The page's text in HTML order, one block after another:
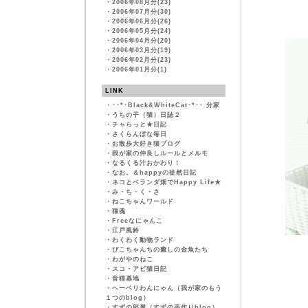
・ 2006年08月分(23)
・ 2006年07月分(30)
・ 2006年06月分(26)
・ 2006年05月分(24)
・ 2006年04月分(20)
・ 2006年03月分(19)
・ 2006年02月分(23)
・ 2006年01月分(1)
LINK
・ ･･*･Black&WhiteCat･*･･ 分家
・ うちの子（猫）日誌２
・ チャらっと★日記
・ さくらんぼな毎日
・ お散歩大好き猫ブログ
・ 我が家の仲良しルールとメルモ
・ なるくる汁おかわり！
・ なお。＆happyの徒然日記
・ ネコとベランダ畑でHappy Life★
・ み・ち・く・さ
・ ねこちゃんワールド
・ 猫魂
・ Freeなにゃんこ
・ 江戸風鈴
・ わくわく動物ランド
・ ぴこちゃんちの癒しの金魚たち
・ わがやのねこ
・ スコ・アビ猫日記
・ 音猫基地
・ ヘーベリわんにゃん（我が家のもう
１つのblog）